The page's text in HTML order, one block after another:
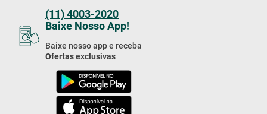
(11) 4003-2020
Baixe Nosso App!
Baixe nosso app e receba
Ofertas exclusivas